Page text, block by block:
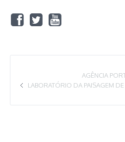
AGÊNCIA
LABORATÓRIO DA PAISAGEM